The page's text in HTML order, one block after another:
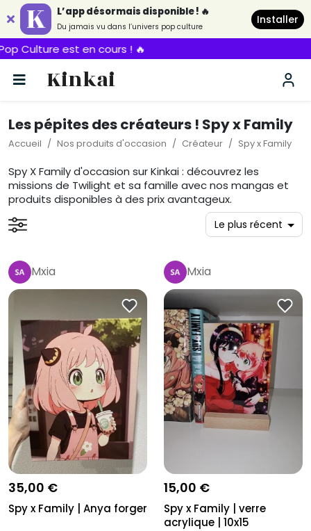
L’app désormais disponible ! 🔥
Du jamais vu dans l’univers pop culture
Installer
est en cours ! 🔥
Kinkai
Les pépites des créateurs ! Spy x Family
Accueil Nos produits d'occasion Créateur Spy x Family
Spy X Family d'occasion sur Kinkai : découvrez les
missions de Twilight et sa famille avec nos mangas et
produits disponibles à des prix avantageux.
Mxia
35,00 €
Spy x Family | Anya forger
Mxia
15,00 €
Spy x Family | verre
acrylique | 10x15